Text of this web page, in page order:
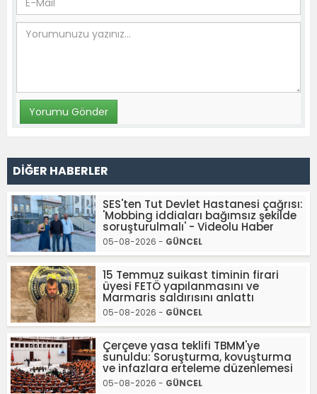
DİĞER HABERLER
SES'ten Tut Devlet Hastanesi çağrısı:
'Mobbing iddiaları bağımsız şekilde
soruşturulmalı' - Videolu Haber
05-08-2026 - GÜNCEL
15 Temmuz suikast timinin firari
üyesi FETÖ yapılanmasını ve
Marmaris saldırısını anlattı
05-08-2026 - GÜNCEL
Çerçeve yasa teklifi TBMM'ye
sunuldu: Soruşturma, kovuşturma
ve infazlara erteleme düzenlemesi
05-08-2026 - GÜNCEL